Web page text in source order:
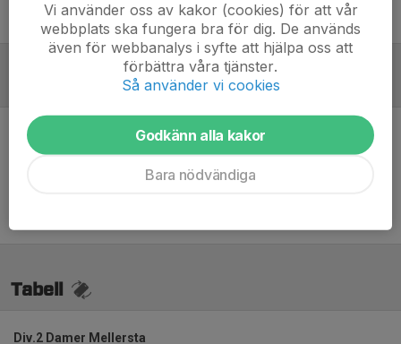
Sebastian Lundbäck Huvudtränare
Tabell
Div.2 Damer Mellersta
Vi använder oss av kakor (cookies) för att vår
webbplats ska fungera bra för dig. De används
även för webbanalys i syfte att hjälpa oss att
förbättra våra tjänster.
Så använder vi cookies
Godkänn alla kakor
Bara nödvändiga